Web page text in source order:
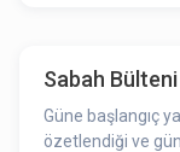
Sabah
Güne başlangıç
özetlendiği ve